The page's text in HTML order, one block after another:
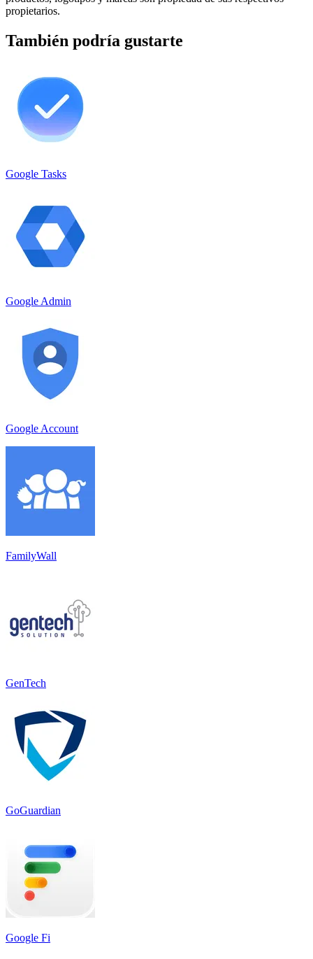
propietarios.
También podría gustarte
Google Tasks
Google Admin
Google Account
FamilyWall
GenTech
GoGuardian
Google Fi